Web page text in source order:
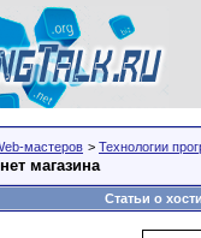
мастеров > Технологии
магазина
Статьи о